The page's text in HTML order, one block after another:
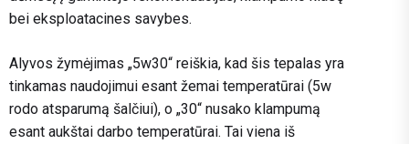
bei eksploatacines savybes.
Alyvos žymėjimas „5w30“ reiškia, kad šis tepalas yra
tinkamas naudojimui esant žemai temperatūrai (5w
rodo atsparumą šalčiui), o „30“ nusako klampumą
esant aukštai darbo temperatūrai. Tai viena iš